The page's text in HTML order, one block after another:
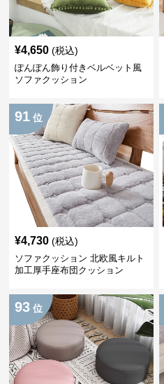
¥4,650 (税込)
ぽんぽん飾り付きベルベット風
ソファクッション
91 位
¥4,730 (税込)
ソファクッション 北欧風キルト
加工厚手座布団クッション
93 位